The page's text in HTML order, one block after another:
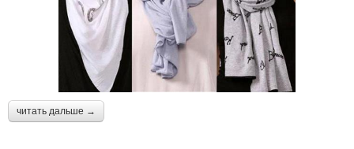
читать дальше →